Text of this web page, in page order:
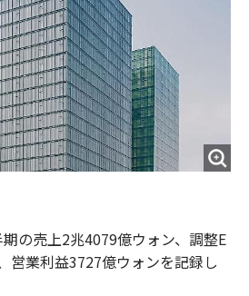
の売上2兆4079億ウォン、調整E
営業利益3727億ウォンを記録し